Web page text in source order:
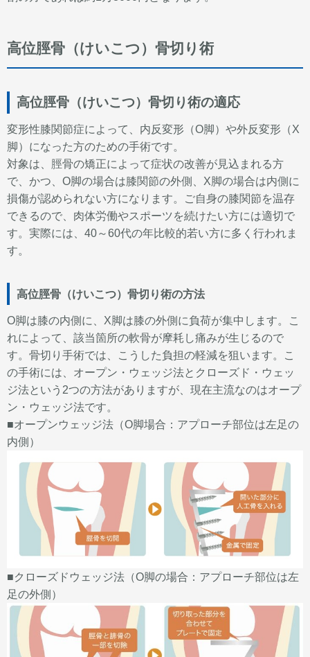
高位脛骨（けいこつ）骨切り術
高位脛骨（けいこつ）骨切り術の適応
変形性膝関節症によって、内反変形（O脚）や外反変形（X
脚）になった方のための手術です。
対象は、脛骨の矯正によって症状の改善が見込まれる方
で、かつ、O脚の場合は膝関節の外側、X脚の場合は内側に
損傷が認められない方になります。ご自身の膝関節を温存
できるので、肉体労働やスポーツを続けたい方には適切で
す。実際には、40～60代の年比較的若い方に多く行われま
す。
高位脛骨（けいこつ）骨切り術の方法
O脚は膝の内側に、X脚は膝の外側に負荷が集中します。こ
れによって、該当箇所の軟骨が摩耗し痛みが生じるので
す。骨切り手術では、こうした負担の軽減を狙います。
こ
の手術には、オープン・ウェッジ法とクローズド・ウェッ
ジ法という2つの方法がありますが、現在主流なのはオープ
ン・ウェッジ法です。
■オープンウェッジ法（O脚場合：アプローチ部位は左足の
内側）
■クローズドウェッジ法（O脚の場合：アプローチ部位は左
足の外側）